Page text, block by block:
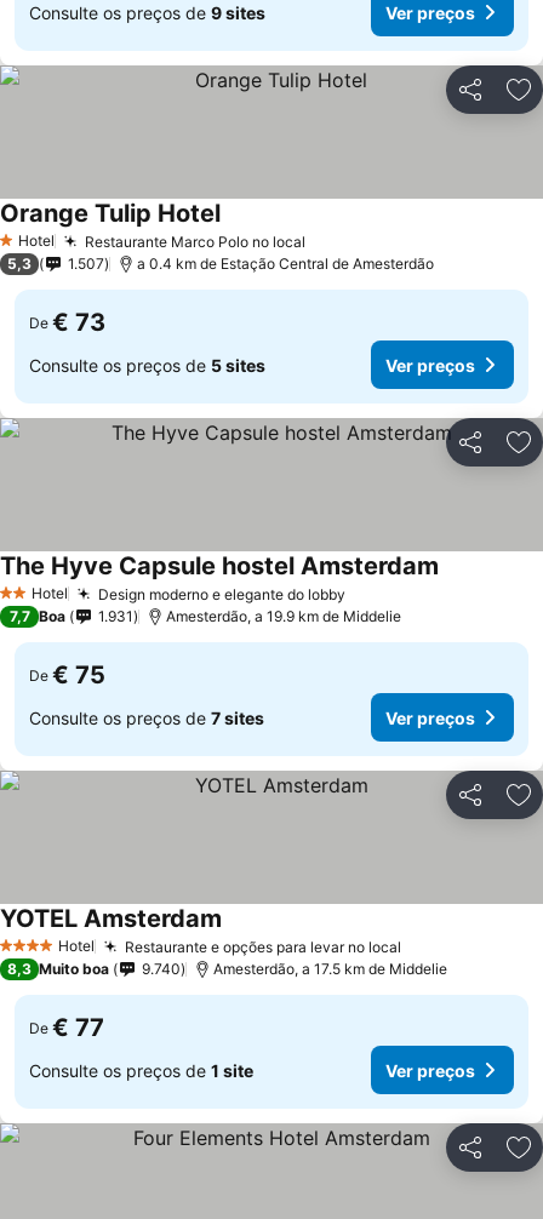
Consulte os preços de 9 sites Ver preços
Partilhar
1 Estrelas
Hotel Restaurante Marco Polo no local
Orange Tulip Hotel
5,3 1.507 a 0.4 km de Estação Central de Amesterdão
De € 73
Consulte os preços de 5 sites Ver preços
Partilhar
2 Estrelas
Hotel Design moderno e elegante do lobby
The Hyve Capsule hostel Amsterdam
7,7 Boa 1.931 Amesterdão, a 19.9 km de Middelie
De € 75
Consulte os preços de 7 sites Ver preços
Partilhar
4 EstrelasHotel Restaurante e opções para levar no local
YOTEL Amsterdam
8,3 Muito boa 9.740 Amesterdão, a 17.5 km de Middelie
De € 77
Consulte os preços de 1 site Ver preços
Partilhar